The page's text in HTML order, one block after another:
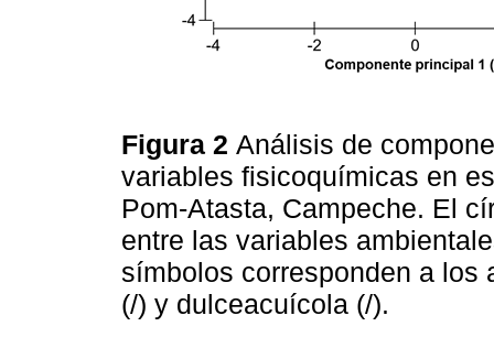
Figura 2 Análisis de
variables fisicoquímicas en
Pom-Atasta, Campeche. El
entre las variables
símbolos corresponden a los
(/) y dulceacuícola (/).